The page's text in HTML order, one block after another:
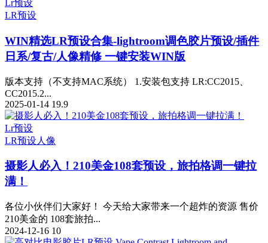
Lr预设
LR预设
WIN精选LR预设合集-lightroom调色胶片预设/插件
日系/复古/人像精修 一键安装WIN版
版本支持（不支持MAC系统） 1.安装包支持 LR:CC2015、
CC2015.2...
2025-01-14 19.9
Lr预设
LR预设人像
摄影人必入！210美金108套预设，旅拍格调一键拉
满！
​各位小伙伴们大家好！ 今天给大家带来一个超炸的资源 售价
210美金的 108套旅拍...
2024-12-16 10